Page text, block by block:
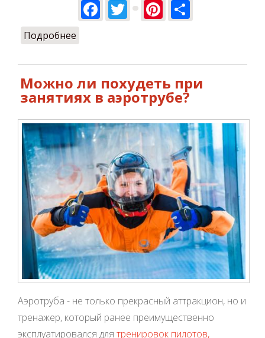
Facebook
TwitterPinterest
Подробнее
Можно ли похудеть при
занятиях в аэротрубе?
Аэротруба - не только прекрасный аттракцион, но и
тренажер, который ранее преимущественно
эксплуатировался для тренировок пилотов,